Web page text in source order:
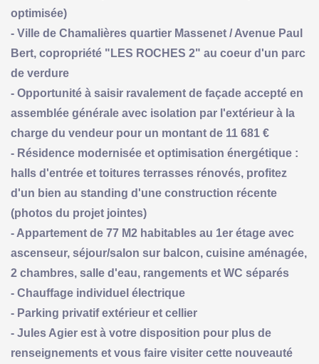
optimisée)
- Ville de Chamalières quartier Massenet / Avenue Paul
Bert, copropriété "LES ROCHES 2" au coeur d'un parc
de verdure
- Opportunité à saisir ravalement de façade accepté en
assemblée générale avec isolation par l'extérieur à la
charge du vendeur pour un montant de 11 681 €
- Résidence modernisée et optimisation énergétique :
halls d'entrée et toitures terrasses rénovés, profitez
d'un bien au standing d'une construction récente
(photos du projet jointes)
- Appartement de 77 M2 habitables au 1er étage avec
ascenseur, séjour/salon sur balcon, cuisine aménagée,
2 chambres, salle d'eau, rangements et WC séparés
- Chauffage individuel électrique
- Parking privatif extérieur et cellier
- Jules Agier est à votre disposition pour plus de
renseignements et vous faire visiter cette nouveauté